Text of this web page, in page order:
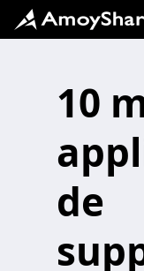
10
de